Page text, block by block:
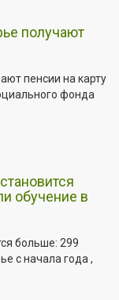
получают
пенсии на карту
фонда
обучение в
больше: 299
с начала года ,